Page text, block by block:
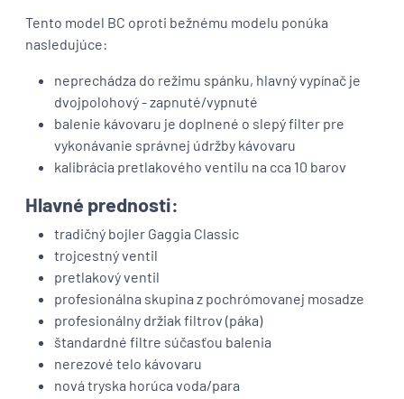
Tento model BC oproti bežnému modelu ponúka
nasledujúce:
neprechádza do režimu spánku, hlavný vypínač je
dvojpolohový - zapnuté/vypnuté
balenie kávovaru je doplnené o slepý filter pre
vykonávanie správnej údržby kávovaru
kalibrácia pretlakového ventilu na cca 10 barov
Hlavné prednosti:
tradičný bojler Gaggia Classic
trojcestný ventil
pretlakový ventil
profesionálna skupina z pochrómovanej mosadze
profesionálny držiak filtrov (páka)
štandardné filtre súčasťou balenia
nerezové telo kávovaru
nová tryska horúca voda/para